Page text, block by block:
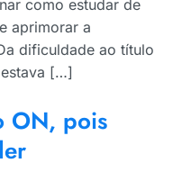
como estudar de
aprimorar a
dificuldade ao título
[…]
ON, pois